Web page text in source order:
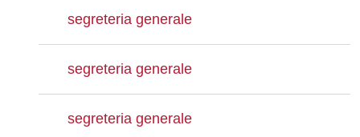
segreteria generale
segreteria generale
segreteria generale